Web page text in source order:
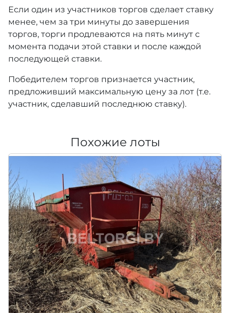
Если один из участников торгов сделает ставку
менее, чем за три минуты до завершения
торгов, торги продлеваются на пять минут с
момента подачи этой ставки и после каждой
последующей ставки.
Победителем торгов признается участник,
предложивший максимальную цену за лот (т.е.
участник, сделавший последнюю ставку).
Похожие лоты